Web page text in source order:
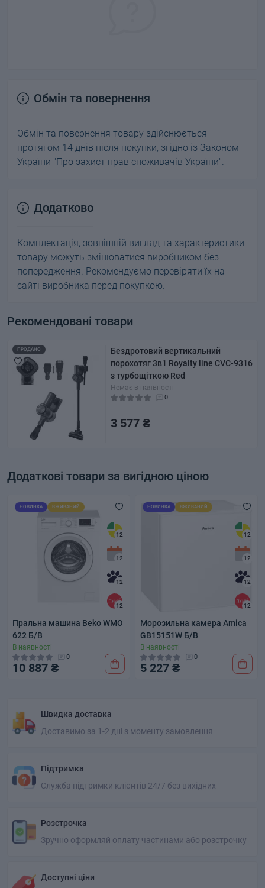
Обмін та повернення
Обмін та повернення товару здійснюється
протягом 14 днів після покупки, згідно із Законом
України "Про захист прав споживачів України".
Додатково
Комплектація, зовнішній вигляд та характеристики
товару можуть змінюватися виробником без
попередження. Рекомендуємо перевіряти їх на
сайті виробника перед покупкою.
Рекомендовані товари
ПРОДАНО
Бездротовий вертикальний
порохотяг 3в1 Royalty line CVC-9316
з турбощіткою Red
Немає в наявності
0
3 577 ₴
Додаткові товари за вигідною ціною
НОВИНКА ВЖИВАНИЙ
12
12
12
12
Пральна машина Beko WMO
622 Б/В
В наявності
0
10 887 ₴
НОВИНКА ВЖИВАНИЙ
12
12
12
12
Морозильна камера Amica
GB15151W Б/В
В наявності
0
5 227 ₴
Швидка доставка
Доставимо за 1-2 дні з моменту замовлення
Підтримка
Служба підтримки клієнтів 24/7 без вихідних
Розстрочка
Зручно оформляй оплату частинами або розстрочку
Доступні ціни